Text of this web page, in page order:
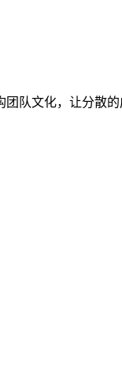
队文化，让分散的